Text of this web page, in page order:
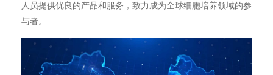
人员提供优良的产品和服务，致力成为全球细胞培养领域的参
与者。